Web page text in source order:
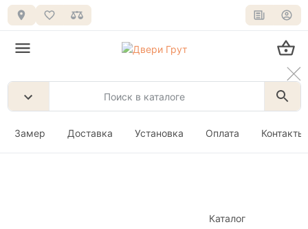
Замер Доставка Установка Оплата Контакты
Каталог